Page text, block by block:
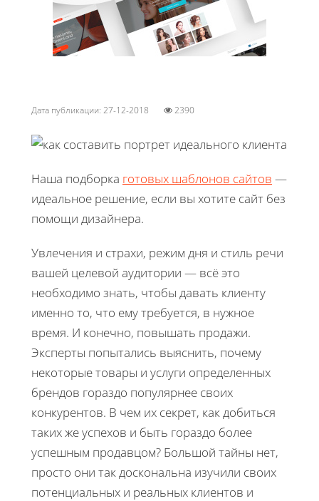
Дата публикации: 27-12-2018 2390
Наша подборка готовых шаблонов сайтов —
идеальное решение, если вы хотите сайт без
помощи дизайнера.
Увлечения и страхи, режим дня и стиль речи
вашей целевой аудитории — всё это
необходимо знать, чтобы давать клиенту
именно то, что ему требуется, в нужное
время. И конечно, повышать продажи.
Эксперты попытались выяснить, почему
некоторые товары и услуги определенных
брендов гораздо популярнее своих
конкурентов. В чем их секрет, как добиться
таких же успехов и быть гораздо более
успешным продавцом? Большой тайны нет,
просто они так доскональна изучили своих
потенциальных и реальных клиентов и